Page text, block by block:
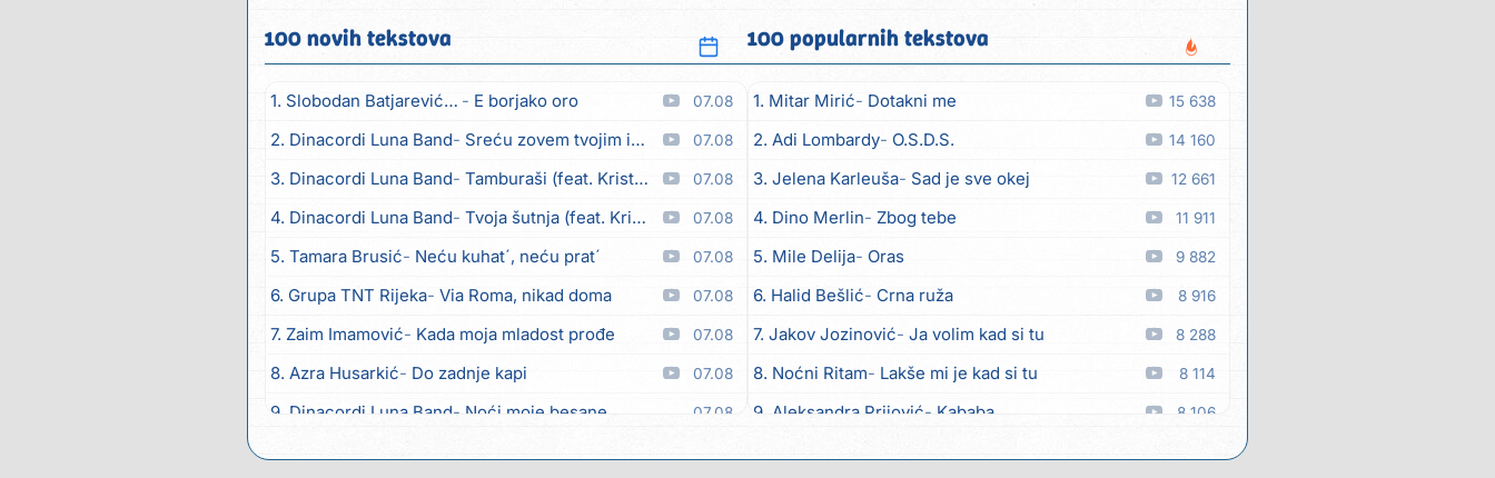
100 novih tekstova
1. Slobodan Batjarević Čobe E borjako oro 07.08
2. Dinacordi Luna Band Sreću zovem tvojim imenom (feat. Kristina Smetko) 07.08
3. Dinacordi Luna Band Tamburaši (feat. Kristina Smetko) 07.08
4. Dinacordi Luna Band Tvoja šutnja (feat. Kristina Smetko) 07.08
5. Tamara Brusić Neću kuhat´, neću prat´ 07.08
6. Grupa TNT Rijeka Via Roma, nikad doma 07.08
7. Zaim Imamović Kada moja mladost prođe 07.08
8. Azra Husarkić Do zadnje kapi 07.08
9. Dinacordi Luna Band Noći moje besane 07.08
100 popularnih tekstova
1. Mitar Mirić Dotakni me 15 638
2. Adi Lombardy O.S.D.S. 14 160
3. Jelena Karleuša Sad je sve okej 12 661
4. Dino Merlin Zbog tebe 11 911
5. Mile Delija Oras 9 882
6. Halid Bešlić Crna ruža 8 916
7. Jakov Jozinović Ja volim kad si tu 8 288
8. Noćni Ritam Lakše mi je kad si tu 8 114
9. Aleksandra Prijović Kababa 8 106